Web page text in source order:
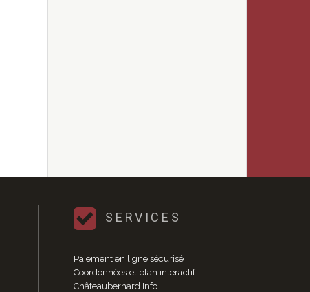
SERVICES
Paiement en ligne sécurisé
Coordonnées et plan interactif
Châteaubernard Info